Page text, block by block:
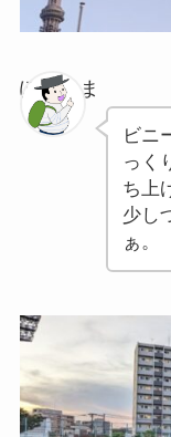
ぽちゃま
ビニ
っく
ち上
少し
ぁ。